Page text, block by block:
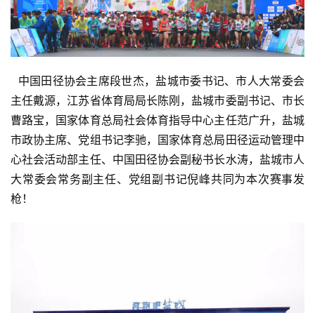
中国田径协会主席段世杰，盐城市委书记、市人大常委会
主任戴源，江苏省体育局局长陈刚，盐城市委副书记、市长
曹路宝，国家体育总局社会体育指导中心主任范广升，盐城
市政协主席、党组书记李驰，国家体育总局田径运动管理中
心社会活动部主任、中国田径协会副秘书长水涛，盐城市人
大常委会常务副主任、党组副书记倪峰共同为本次赛事发
枪！